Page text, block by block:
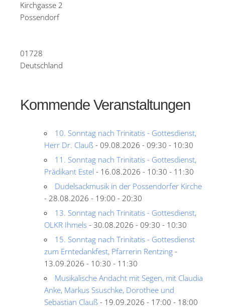
Kirchgasse 2
Possendorf
01728
Deutschland
Kommende Veranstaltungen
10. Sonntag nach Trinitatis - Gottesdienst,
Herr Dr. Clauß - 09.08.2026 - 09:30 - 10:30
11. Sonntag nach Trinitatis - Gottesdienst,
Prädikant Estel - 16.08.2026 - 10:30 - 11:30
Dudelsackmusik in der Possendorfer Kirche
- 28.08.2026 - 19:00 - 20:30
13. Sonntag nach Trinitatis - Gottesdienst,
OLKR Ihmels - 30.08.2026 - 09:30 - 10:30
15. Sonntag nach Trinitatis - Gottesdienst
zum Erntedankfest, Pfarrerin Rentzing -
13.09.2026 - 10:30 - 11:30
Musikalische Andacht mit Segen, mit Claudia
Anke, Markus Ssuschke, Dorothee und
Sebastian Clauß - 19.09.2026 - 17:00 - 18:00